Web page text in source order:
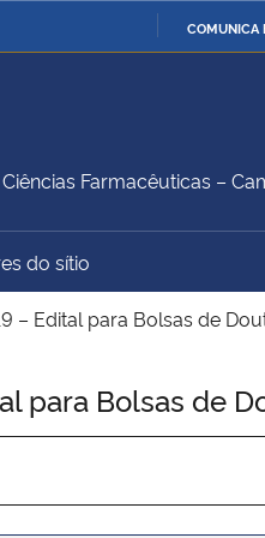
COMUNICA
Ministério da Defesa
Ministério do
Desenvolvimento Regional
Advocacia-Geral da União
Farmacêuticas –
do sítio
– Edital para Bolsas de
para Bolsas de